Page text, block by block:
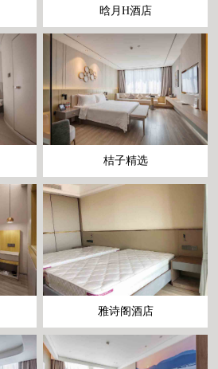
晗月H酒店
桔子精选
雅诗阁酒店